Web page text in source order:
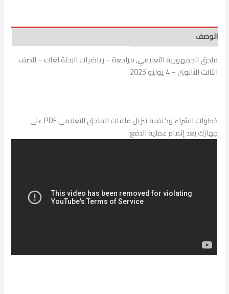
الوصف
ملحق الجمهورية التعليمي, مراجعة – رياضيات البحتة لغات – للصف
الثالث الثانوى – 4 يوليو 2025
خطوات الشراء وكيفية تنزيل ملفات الملحق التعليمي PDF على
جهازك بعد إتمام عملية الدفع: